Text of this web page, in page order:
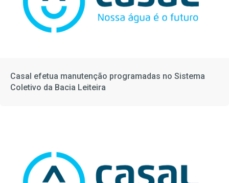
Casal efetua manutenção programadas no Sistema
Coletivo da Bacia Leiteira